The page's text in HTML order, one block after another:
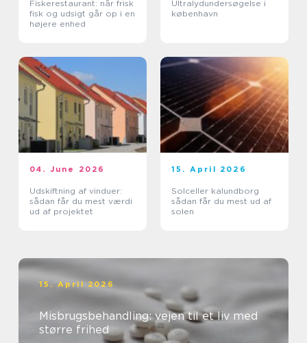
Fiskerestaurant: når frisk
fisk og udsigt går op i en
højere enhed
Ultralydundersøgelse i
københavn
04. June 2026
Udskiftning af vinduer:
sådan får du mest værdi
ud af projektet
15. April 2026
Solceller kalundborg
sådan får du mest ud af
solen
15. April 2026
Misbrugsbehandling: vejen til et liv med
større frihed